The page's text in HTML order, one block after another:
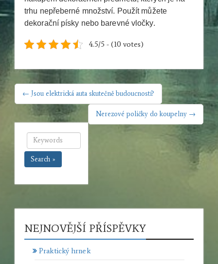
trhu nepřeberné množství. Použít můžete
dekorační písky nebo barevné vločky.
4.5/5 - (10 votes)
NAVIGACE
PRO
PŘÍSPĚVEK
← Jsou elektrická auta skutečně budoucností?
Nerezové poličky do koupelny →
Search »
NEJNOVĚJŠÍ PŘÍSPĚVKY
Praktický hrnek